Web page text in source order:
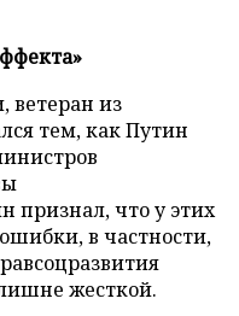
ветеран из
тем, как Путин
признал, что у этих
в частности,
жесткой.